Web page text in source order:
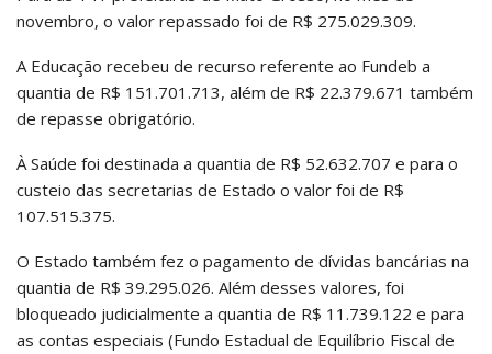
novembro, o valor repassado foi de R$ 275.029.309.
A Educação recebeu de recurso referente ao Fundeb a
quantia de R$ 151.701.713, além de R$ 22.379.671 também
de repasse obrigatório.
À Saúde foi destinada a quantia de R$ 52.632.707 e para o
custeio das secretarias de Estado o valor foi de R$
107.515.375.
O Estado também fez o pagamento de dívidas bancárias na
quantia de R$ 39.295.026. Além desses valores, foi
bloqueado judicialmente a quantia de R$ 11.739.122 e para
as contas especiais (Fundo Estadual de Equilíbrio Fiscal de